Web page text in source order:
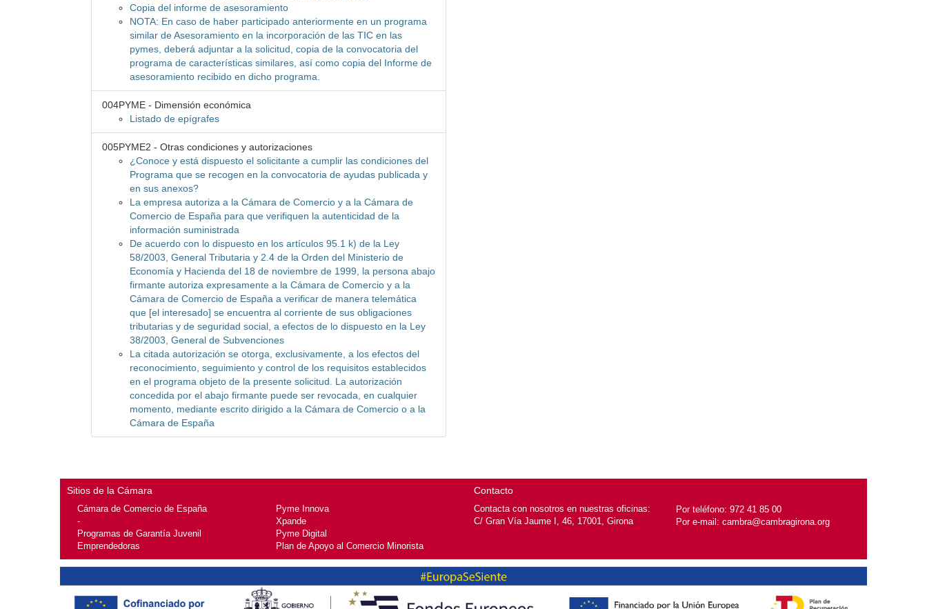
Copia del informe de asesoramiento
NOTA: En caso de haber participado anteriormente en un programa
similar de Asesoramiento en la incorporación de las TIC en las
pymes, deberá adjuntar a la solicitud, copia de la convocatoria del
programa de características similares, así como copia del Informe de
asesoramiento recibido en dicho programa.
004PYME - Dimensión económica
Listado de epígrafes
005PYME2 - Otras condiciones y autorizaciones
¿Conoce y está dispuesto el solicitante a cumplir las condiciones del
Programa que se recogen en la convocatoria de ayudas publicada y
en sus anexos?
La empresa autoriza a la Cámara de Comercio y a la Cámara de
Comercio de España para que verifiquen la autenticidad de la
información suministrada
De acuerdo con lo dispuesto en los artículos 95.1 k) de la Ley
58/2003, General Tributaria y 2.4 de la Orden del Ministerio de
Economía y Hacienda del 18 de noviembre de 1999, la persona abajo
firmante autoriza expresamente a la Cámara de Comercio y a la
Cámara de Comercio de España a verificar de manera telemática
que [el interesado] se encuentra al corriente de sus obligaciones
tributarias y de seguridad social, a efectos de lo dispuesto en la Ley
38/2003, General de Subvenciones
La citada autorización se otorga, exclusivamente, a los efectos del
reconocimiento, seguimiento y control de los requisitos establecidos
en el programa objeto de la presente solicitud. La autorización
concedida por el abajo firmante puede ser revocada, en cualquier
momento, mediante escrito dirigido a la Cámara de Comercio o a la
Cámara de España
Sitios de la Cámara
Cámara de Comercio de España
-
Programas de Garantía Juvenil
Emprendedoras
Pyme Innova
Xpande
Pyme Digital
Plan de Apoyo al Comercio Minorista
Contacto
Contacta con nosotros en nuestras oficinas:
C/ Gran Vía Jaume I, 46, 17001, Girona
Por teléfono: 972 41 85 00
Por e-mail: cambra@cambragirona.org